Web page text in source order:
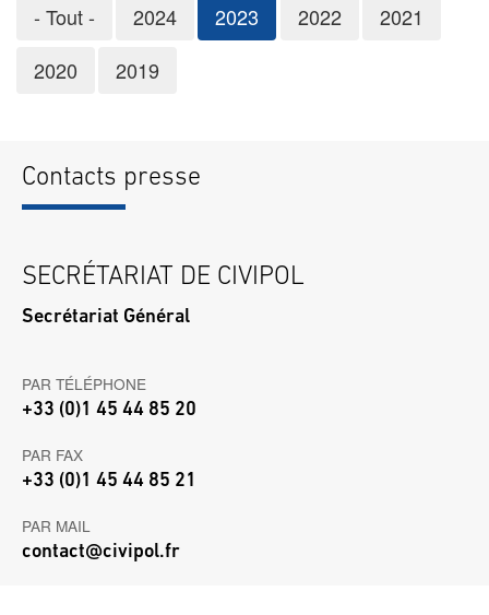
- Tout - 2024 2023 2022
2021
2020
2019
Contacts presse
SECRÉTARIAT DE CIVIPOL
Secrétariat Général
PAR TÉLÉPHONE
+33 (0)1 45 44 85 20
PAR FAX
+33 (0)1 45 44 85 21
PAR MAIL
contact@civipol.fr